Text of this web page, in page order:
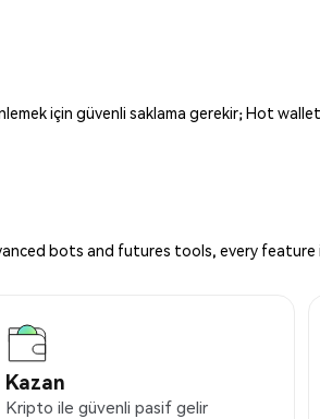
için güvenli saklama gerekir; Hot
bots and futures tools, every
Kazan
Kripto ile güvenli pasif gelir